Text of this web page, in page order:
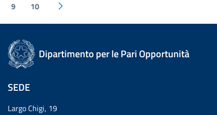
9 10
Dipartimento per le Pari Opportunità
SEDE
Largo Chigi, 19